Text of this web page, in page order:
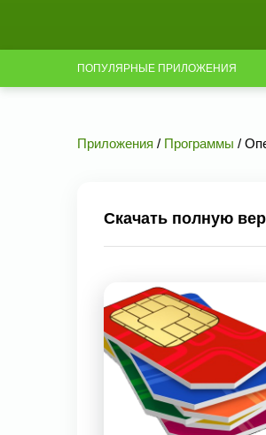
ПОПУЛЯРНЫЕ ПРИЛОЖЕНИЯ
Приложения / Программы /
Скачать полную